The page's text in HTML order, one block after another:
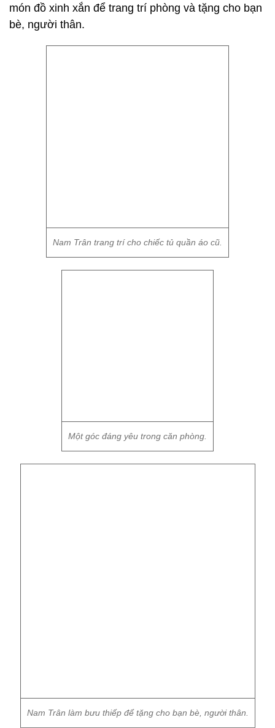
món đồ xinh xắn để trang trí phòng và tặng cho bạn
bè, người thân.
Nam Trân trang trí cho chiếc tủ quần áo cũ.
Một góc đáng yêu trong căn phòng.
Nam Trân làm bưu thiếp để tặng cho bạn bè, người thân.